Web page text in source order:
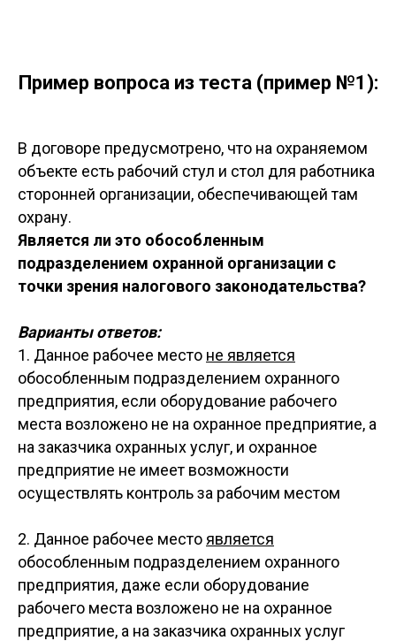
Пример вопроса из теста (пример №1):
В договоре предусмотрено, что на охраняемом
объекте есть рабочий стул и стол для работника
сторонней организации, обеспечивающей там
охрану.
Является ли это обособленным
подразделением охранной организации с
точки зрения налогового законодательства?
Варианты ответов:
1. Данное рабочее место не является
обособленным подразделением охранного
предприятия, если оборудование рабочего
места возложено не на охранное предприятие, а
на заказчика охранных услуг, и охранное
предприятие не имеет возможности
осуществлять контроль за рабочим местом
2. Данное рабочее место является
обособленным подразделением охранного
предприятия, даже если оборудование
рабочего места возложено не на охранное
предприятие, а на заказчика охранных услуг